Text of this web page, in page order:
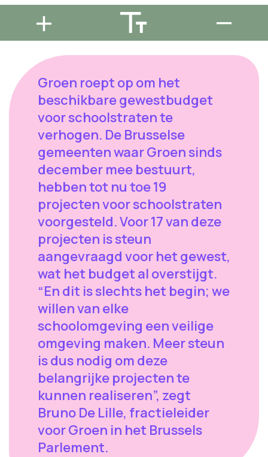
Groen roept op om het
beschikbare gewestbudget
voor schoolstraten te
verhogen. De Brusselse
gemeenten waar Groen sinds
december mee bestuurt,
hebben tot nu toe 19
projecten voor schoolstraten
voorgesteld. Voor 17 van deze
projecten is steun
aangevraagd voor het gewest,
wat het budget al overstijgt.
“En dit is slechts het begin; we
willen van elke
schoolomgeving een veilige
omgeving maken. Meer steun
is dus nodig om deze
belangrijke projecten te
kunnen realiseren”, zegt
Bruno De Lille, fractieleider
voor Groen in het Brussels
Parlement.